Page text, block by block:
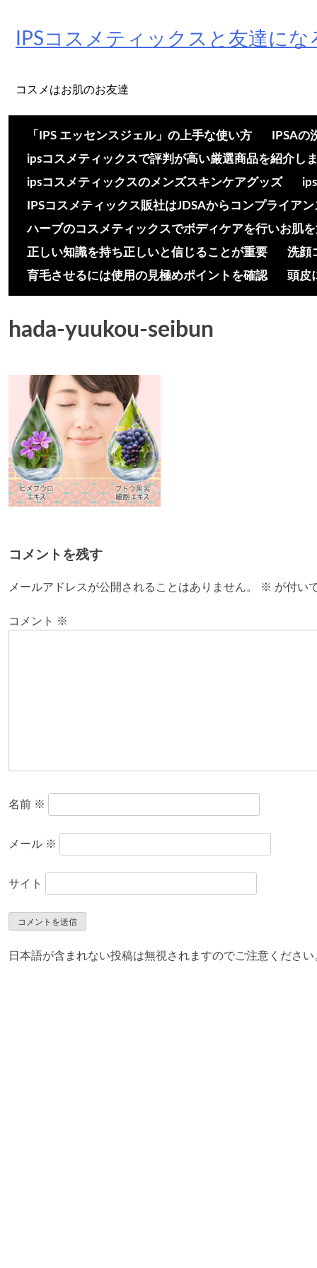
content
IPSコスメティックスと友達にな
コスメはお肌のお友達
「IPS エッセンスジェル」の上手な使い方 IPSAの
ipsコスメティックスで評判が高い厳選商品を紹介しま
ipsコスメティックスのメンズスキンケアグッズ
IPSコスメティックス販社はJDSAからコンプライア
ハーブのコスメティックスでボディケアを行いお肌
正しい知識を持ち正しいと信じることが重要
洗顔
育毛させるには使用の見極めポイントを確認
頭皮
hada-yuukou-seibun
コメントを残す
メールアドレスが公開されることはありません。 ※ が付い
コメント ※
名前 ※
メール ※
サイト
日本語が含まれない投稿は無視されますのでご注意ください